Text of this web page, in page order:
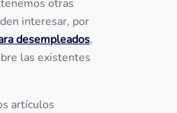
otras
interesar, por
desempleados,
las existentes
artículos